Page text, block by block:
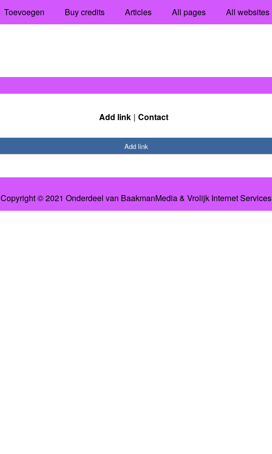
Toevoegen Buy credits Articles All pages All websites
Add link Contact
Add link
Copyright © 2021 Onderdeel van BaakmanMedia& Vrolijk Internet Services